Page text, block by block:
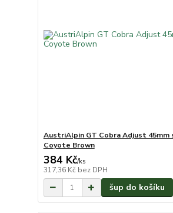
AustriAlpin GT Cobra Adjust 45mm
Coyote Brown
384 Kč/ks
317,36 Kč bez DPH
šup do košíku